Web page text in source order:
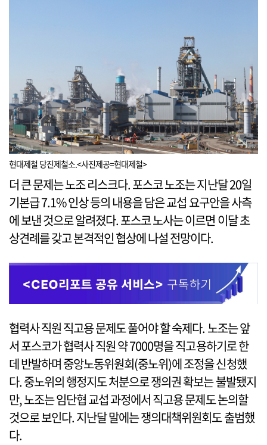
현대제철 당진제철소.<사진제공=현대제철>
더 큰 문제는 노조 리스크다. 포스코 노조는 지난달 20일
기본급 7.1% 인상 등의 내용을 담은 교섭 요구안을 사측
에 보낸 것으로 알려졌다. 포스코 노사는 이르면 이달 초
상견례를 갖고 본격적인 협상에 나설 전망이다.
협력사 직원 직고용 문제도 풀어야 할 숙제다. 노조는 앞
서 포스코가 협력사 직원 약 7000명을 직고용하기로 한
데 반발하며 중앙노동위원회(중노위)에 조정을 신청했
다. 중노위의 행정지도 처분으로 쟁의권 확보는 불발됐지
만, 노조는 임단협 교섭 과정에서 직고용 문제도 논의할
것으로 보인다. 지난달 말에는 쟁의대책위원회도 출범했
다.